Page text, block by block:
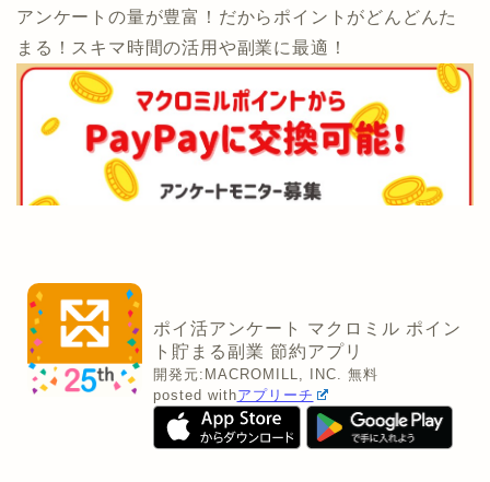
アンケートの量が豊富！だからポイントがどんどんた
まる！スキマ時間の活用や副業に最適！
ポイ活アンケート マクロミル ポイン
ト貯まる副業 節約アプリ
開発元: MACROMILL, INC.
無料
posted withアプリーチ